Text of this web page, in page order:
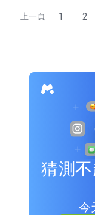
上一頁 1 2
猜測
今